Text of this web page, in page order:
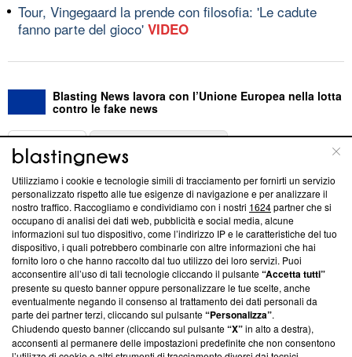
Tour, Vingegaard la prende con filosofia: 'Le cadute
fanno parte del gioco' VIDEO
Blasting News lavora con l’Unione Europea nella lotta
contro le fake news
ABOUT
Questa sezione offre informazioni trasparenti su Blasting
News, sui nostri processi editoriali e su come ci impegniamo a
creare news di qualità. Inoltre, afferma la nostra aderenza a
‘Trust Project - News with Integrity’Blasting News non è
ancora membro del programma, ma ha richiesto di farne
parte; Trust Project non ha ancora effettuato una verifica di
conformità agli standard.
Su di noi
Team editoriale
Utilizziamo i cookie e tecnologie simili di tracciamento per fornirti un servizio
personalizzato rispetto alle tue esigenze di navigazione e per analizzare il
nostro traffico. Raccogliamo e condividiamo con i nostri 1624partner che si
occupano di analisi dei dati web, pubblicità e social media, alcune
informazioni sul tuo dispositivo, come l’indirizzo IP e le caratteristiche del tuo
dispositivo, i quali potrebbero combinarle con altre informazioni che hai
fornito loro o che hanno raccolto dal tuo utilizzo dei loro servizi. Puoi
acconsentire all’uso di tali tecnologie cliccando il pulsante“Accetta tutti”
presente su questo banner oppure personalizzare le tue scelte, anche
eventualmente negando il consenso al trattamento dei dati personali da
parte dei partner terzi, cliccando sul pulsante“Personalizza”.
Chiudendo questo banner (cliccando sul pulsante“X”in alto a destra),
acconsenti al permanere delle impostazioni predefinite che non consentono